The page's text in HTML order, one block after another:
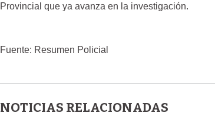
Provincial que ya avanza en la investigación.
Fuente: Resumen Policial
NOTICIAS RELACIONADAS